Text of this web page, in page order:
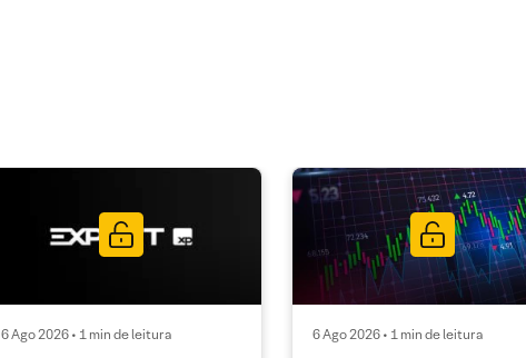
6 Ago 2026 • 1 min de leitura 6 Ago 2026 • 1 min de leitura